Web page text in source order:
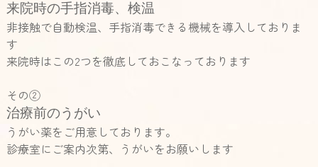
来院時の手指消毒、検温
非接触で自動検温、手指消毒できる機械を導入しておりま
す
来院時はこの2つを徹底しておこなっております
その②
治療前のうがい
うがい薬をご用意しております。
診療室にご案内次第、うがいをお願いします